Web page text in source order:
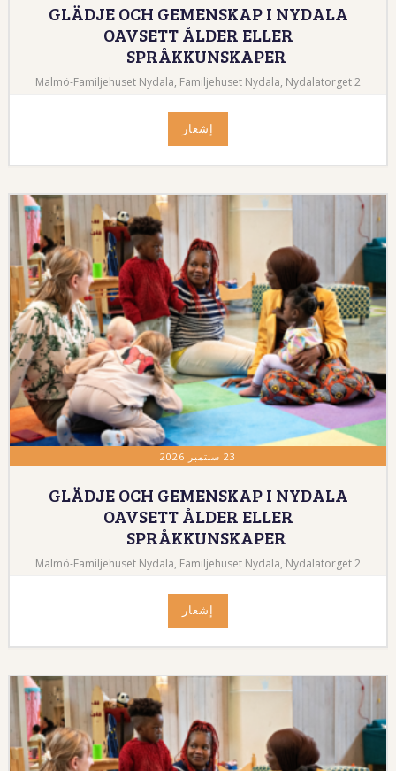
GLÄDJE OCH GEMENSKAP I NYDALA
OAVSETT ÅLDER ELLER
SPRÅKKUNSKAPER
Malmö-Familjehuset Nydala, Familjehuset Nydala, Nydalatorget 2
إشعار
23 سبتمبر 2026
GLÄDJE OCH GEMENSKAP I NYDALA
OAVSETT ÅLDER ELLER
SPRÅKKUNSKAPER
Malmö-Familjehuset Nydala, Familjehuset Nydala, Nydalatorget 2
إشعار